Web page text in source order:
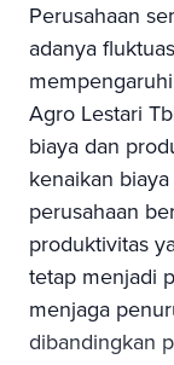
Perusahaan
adanya
Agro Lestari
biaya dan
kenaikan
perusahaan
produktivitas
tetap menjadi
menjaga
dibandingkan